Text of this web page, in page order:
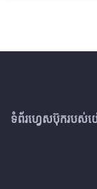
ទំព័រហ្វេសប៊ុករបស់